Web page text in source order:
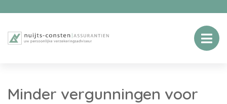
Minder vergunningen voor